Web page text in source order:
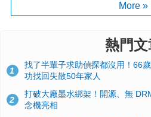
More »
熱門文
1
找了半輩子求助偵探都沒用！66
功找回失散50年家人
2
打破大廠墨水綁架！開源、無
念機亮相